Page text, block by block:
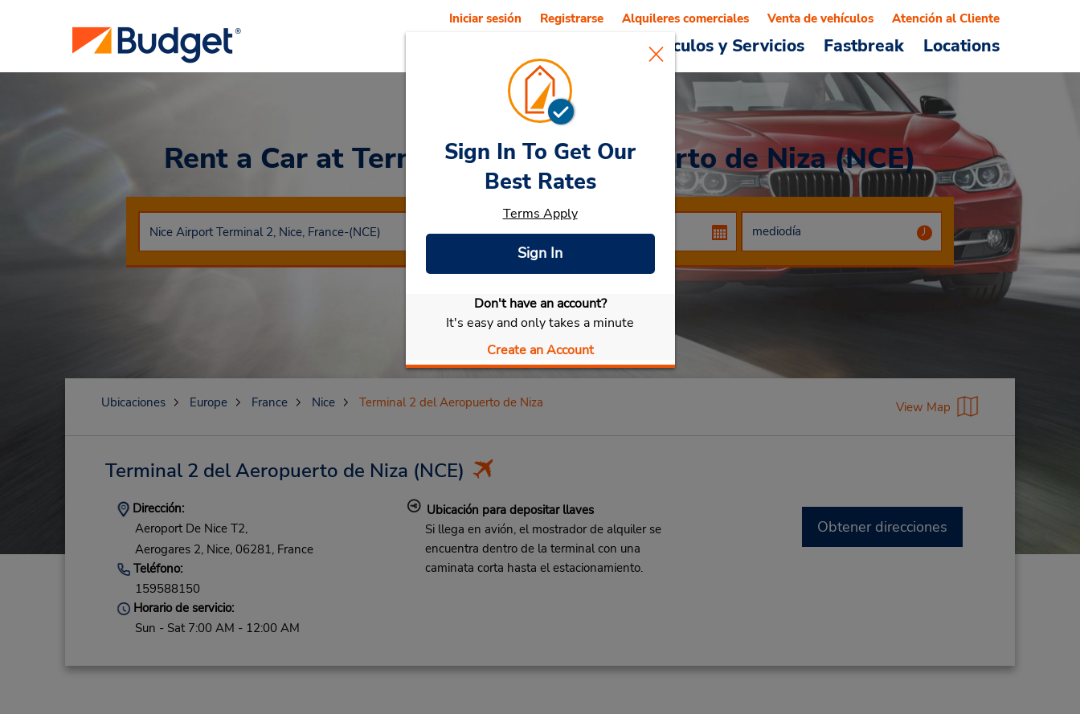
Vehículos y Servicios Fastbreak Locations
Iniciar sesión Registrarse Alquileres comerciales Venta de vehículos Atención al Cliente
Rent a Car at Terminal 2 del Aeropuerto de Niza (NCE)
Seleccionar mi vehículo
Sign In To Get Our
Best Rates
Terms Apply
Sign In
Don't have an account?
It's easy and only takes a minute
Create an Account
Ubicaciones Europe France Nice Terminal 2 del Aeropuerto de Niza View Map
Terminal 2 del Aeropuerto de Niza (NCE)
Dirección:
Aeroport De Nice T2,
Aerogares 2, Nice, 06281, France
Teléfono:
159588150
Horario de servicio:
Sun - Sat 7:00 AM - 12:00 AM
Ubicación para depositar llaves
Si llega en avión, el mostrador de alquiler se
encuentra dentro de la terminal con una
caminata corta hasta el estacionamiento.
Obtener direcciones